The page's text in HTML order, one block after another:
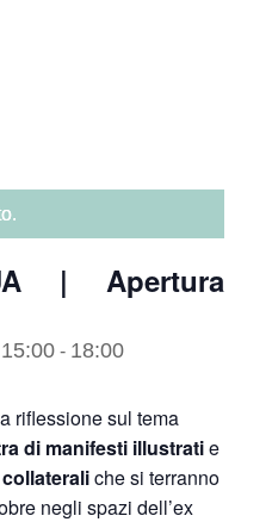
| Apertura
- 18:00
riflessione sul tema
di manifesti illustratie
che si terranno
negli spazi dell’ex